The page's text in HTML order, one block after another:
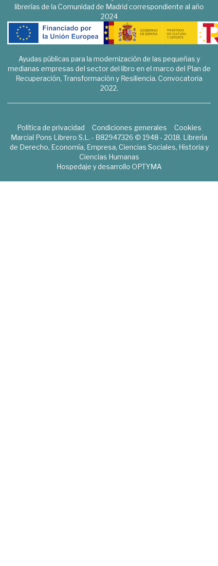
librerías de la Comunidad de Madrid correspondiente al año
2024
Ayudas públicas para la modernización de las pequeñas y
medianas empresas del sector del libro en el marco del Plan de
Recuperación, Transformación y Resiliencia. Convocatoria
2022.
Política de privacidad Condiciones generales
Cookies
Marcial Pons Librero S.L. - B82947326 © 1948 - 2018. Librería
de Derecho, Economía, Empresa, Ciencias Sociales, Historia y
Ciencias Humanas
Hospedaje y desarrollo OPTYMA